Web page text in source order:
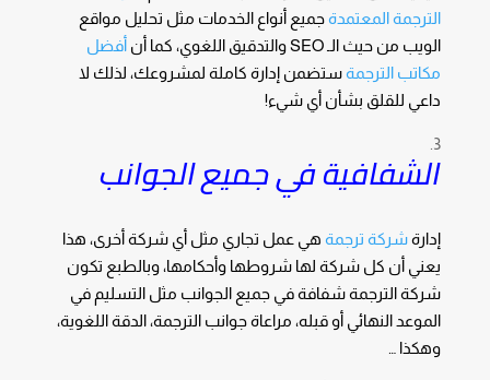
الترجمة المعتمدةجميع أنواع الخدمات مثل تحليل مواقع
الويب من حيث الـ SEO والتدقيق اللغوي، كما أن
أفضل
مكاتب الترجمةستضمن إدارة كاملة لمشروعك، لذلك لا
داعي للقلق بشأن أي شيء!
الشفافية في جميع الجوانب
إدارةشركة ترجمةهي عمل تجاري مثل أي شركة أخرى، هذا
يعني أن كل شركة لها شروطها وأحكامها، وبالطبع تكون
شركة الترجمة شفافة في جميع الجوانب مثل التسليم في
الموعد النهائي أو قبله، مراعاة جوانب الترجمة، الدقة اللغوية،
وهكذا …